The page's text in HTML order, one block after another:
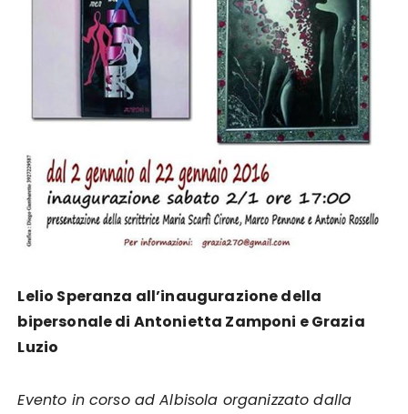
Lelio Speranza all’inaugurazione della
bipersonale di Antonietta Zamponi e Grazia
Luzio
Evento in corso ad Albisola organizzato dalla